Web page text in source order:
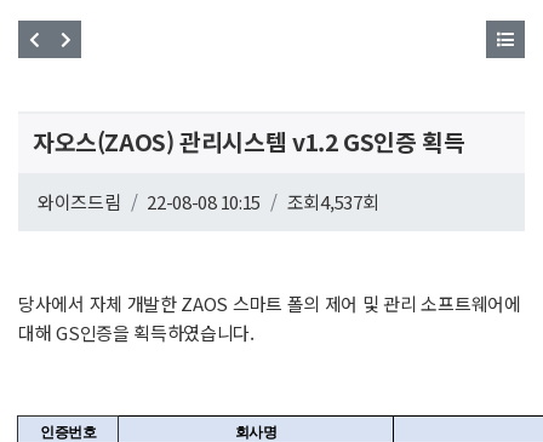
자오스(ZAOS) 관리시스템 v1.2 GS인증 획득
페이지 정보
와이즈드림 작성일
22-08-08 10:15 조회4,537회
본문
당사에서 자체 개발한 ZAOS 스마트 폴의 제어 및 관리 소프트웨어에
대해 GS인증을 획득하였습니다.
인증번호 회사명